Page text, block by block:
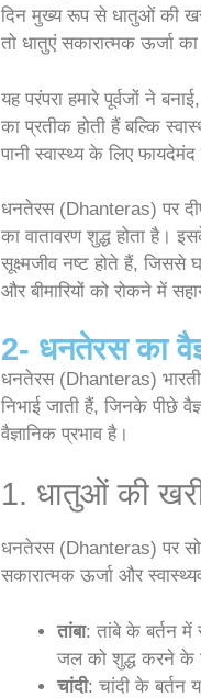
दिन मुख्य रूप से धातुओं की
तो धातुएं सकारात्मक ऊर्जा
यह परंपरा हमारे पूर्वजों ने
का प्रतीक होती हैं बल्कि
पानी स्वास्थ्य के लिए फायदेमंद
धनतेरस (Dhanteras) पर
का वातावरण शुद्ध होता है।
सूक्ष्मजीव नष्ट होते हैं,
और बीमारियों को रोकने में
2- धनतेरस का
धनतेरस (Dhanteras)
निभाई जाती हैं, जिनके पीछे
वैज्ञानिक प्रभाव है।
1. धातुओं की
धनतेरस (Dhanteras) पर
सकारात्मक ऊर्जा और
तांबा: तांबे के बर्तन में
जल को शुद्ध करने के
चांदी: चांदी के बर्तन